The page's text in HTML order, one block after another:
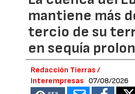
mantiene más
tercio de su
en sequía
Redacción Tierras /
Interempresas
07/08/2026